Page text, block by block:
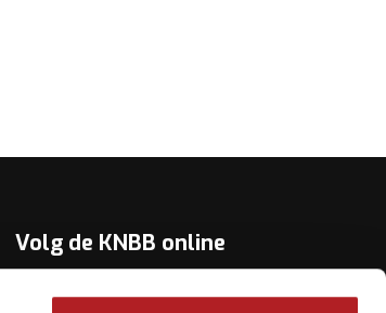
Volg de KNBB online